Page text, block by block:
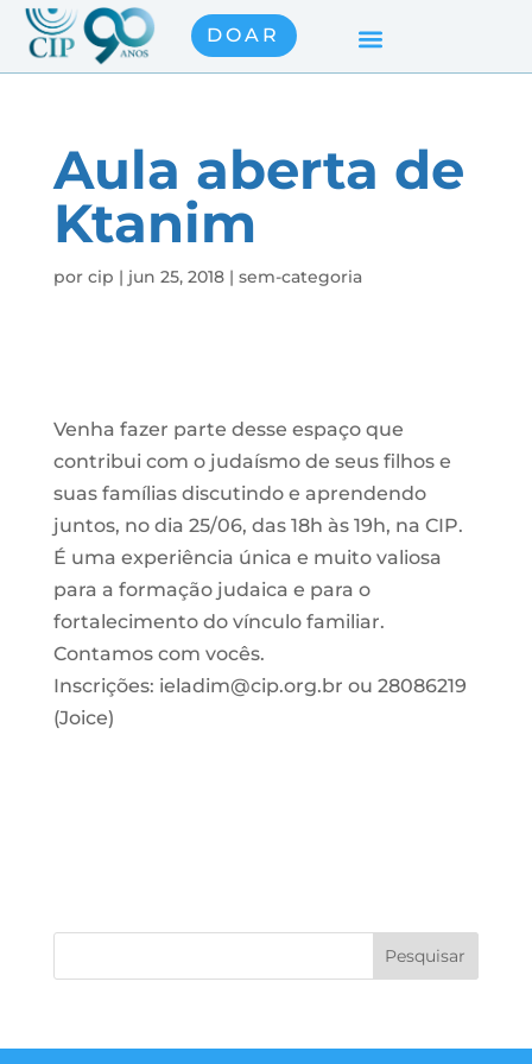
DOAR
Aula aberta de
Ktanim
por cip | jun 25, 2018| sem-categoria
Venha fazer parte desse espaço que
contribui com o judaísmo de seus filhos e
suas famílias discutindo e aprendendo
juntos, no dia 25/06, das 18h às 19h, na CIP.
É uma experiência única e muito valiosa
para a formação judaica e para o
fortalecimento do vínculo familiar.
Contamos com vocês.
Inscrições: ieladim@cip.org.br ou 28086219
(Joice)